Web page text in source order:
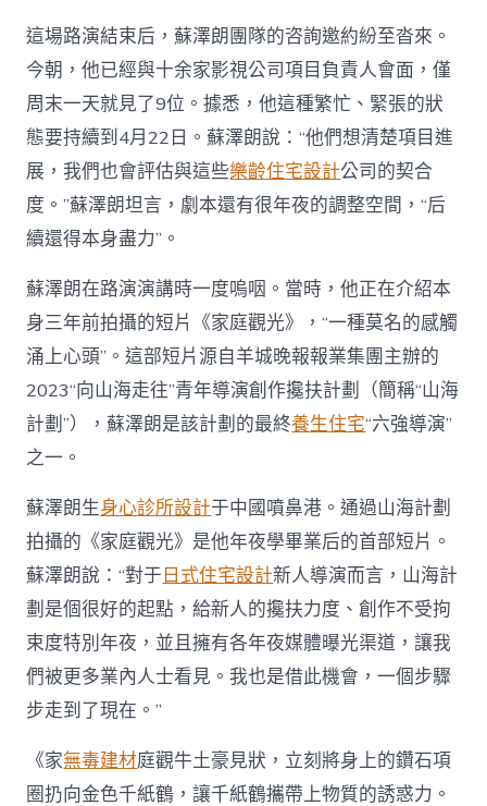
這場路演結束后，蘇澤朗團隊的咨詢邀約紛至沓來。
今朝，他已經與十余家影視公司項目負責人會面，僅
周末一天就見了9位。據悉，他這種繁忙、緊張的狀
態要持續到4月22日。蘇澤朗說：“他們想清楚項目進
展，我們也會評估與這些樂齡住宅設計公司的契合
度。”蘇澤朗坦言，劇本還有很年夜的調整空間，“后
續還得本身盡力”。
蘇澤朗在路演演講時一度嗚咽。當時，他正在介紹本
身三年前拍攝的短片《家庭觀光》，“一種莫名的感觸
涌上心頭”。這部短片源自羊城晚報報業集團主辦的
2023“向山海走往”青年導演創作攙扶計劃（簡稱“山海
計劃”），蘇澤朗是該計劃的最終養生住宅“六強導演”
之一。
蘇澤朗生身心診所設計于中國噴鼻港。通過山海計劃
拍攝的《家庭觀光》是他年夜學畢業后的首部短片。
蘇澤朗說：“對于日式住宅設計新人導演而言，山海計
劃是個很好的起點，給新人的攙扶力度、創作不受拘
束度特別年夜，並且擁有各年夜媒體曝光渠道，讓我
們被更多業內人士看見。我也是借此機會，一個步驟
步走到了現在。”
《家無毒建材庭觀牛土豪見狀，立刻將身上的鑽石項
圈扔向金色千紙鶴，讓千紙鶴攜帶上物質的誘惑力。